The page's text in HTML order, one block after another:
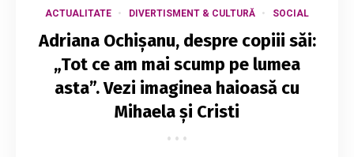
ACTUALITATE DIVERTISMENT & CULTURĂ SOCIAL
Adriana Ochișanu, despre copiii săi:
„Tot ce am mai scump pe lumea
asta”. Vezi imaginea haioasă cu
Mihaela și Cristi